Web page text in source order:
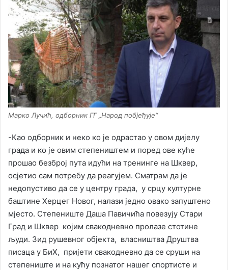
Марко Лучић, одборник ГГ „Народ побјеђује“
-Као одборник и неко ко је одрастао у овом дијелу
града и ко је овим степеништем и поред ове куће
прошао безброј пута идући на тренинге на Шквер,
осјетио сам потребу да реагујем. Сматрам да је
недопустиво да се у центру града, у срцу културне
баштине Херцег Новог, налази једно овако запуштено
мјесто. Степениште Даша Павичића повезују Стари
Град и Шквер којим свакодневно пролазе стотине
људи. Зид рушевног објекта, власништва Друштва
писаца у БиХ, пријети свакодневно да се сруши на
степениште и на кућу познатог нашег спортисте и